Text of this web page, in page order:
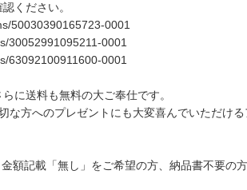
ください。
50030390165723-0001
30052991095211-0001
63092100911600-0001
に送料も無料の大ご奉仕です。
な方へのプレゼントにも大変喜んでいただけ
額記載「無し」をご希望の方、納品書不要の